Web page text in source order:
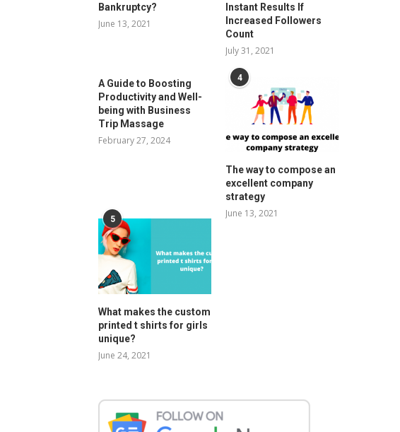
Bankruptcy?
June 13, 2021
Instant Results If
Increased Followers
Count
July 31, 2021
A Guide to Boosting
Productivity and Well-
being with Business
Trip Massage
February 27, 2024
4
The way to compose an
excellent company
strategy
June 13, 2021
5
What makes the custom
printed t shirts for girls
unique?
June 24, 2021